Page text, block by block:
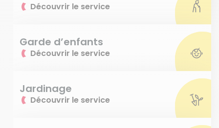
Découvrir le service
Garde d’enfants
Découvrir le service
Jardinage
Découvrir le service